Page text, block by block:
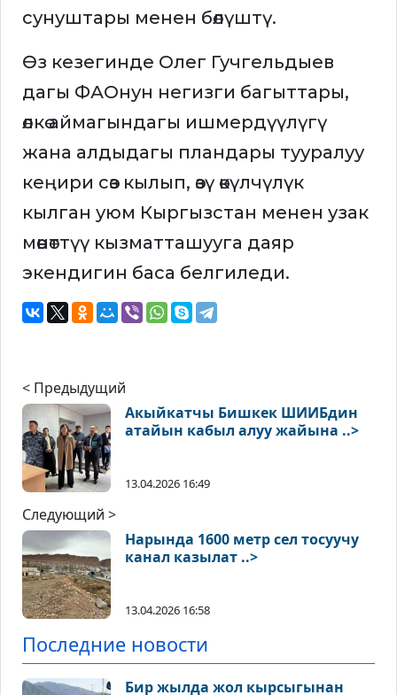
сунуштары менен бөлүштү.
Өз кезегинде Олег Гучгельдыев
дагы ФАОнун негизги багыттары,
өлкө аймагындагы ишмердүүлүгү
жана алдыдагы пландары тууралуу
кеңири сөз кылып, өзү өкүлчүлүк
кылган уюм Кыргызстан менен узак
мөөнөттүү кызматташууга даяр
экендигин баса белгиледи.
< Предыдущий
Акыйкатчы Бишкек ШИИБдин
атайын кабыл алуу жайына ..>
13.04.2026 16:49
Следующий >
Нарында 1600 метр сел тосуучу
канал казылат ..>
13.04.2026 16:58
Последние новости
Бир жылда жол кырсыгынан